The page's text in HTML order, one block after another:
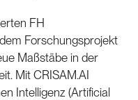
FH
Forschungsprojekt
Maßstäbe in der
Mit CRISAM.AI
Intelligenz (Artificial